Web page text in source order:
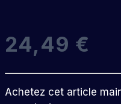
24,49 €
Achetez cet article